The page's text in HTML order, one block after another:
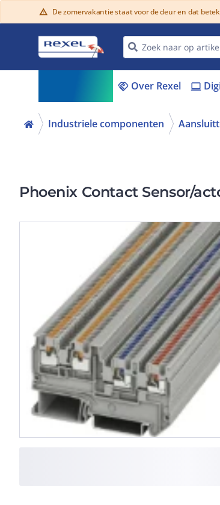
warning De zomervakantie staat voor de deur en dat
handshake Over Rexel laptop
Industriele componenten
Phoenix Contact Sensor/